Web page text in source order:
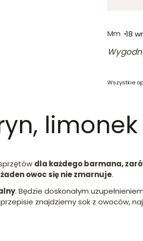
Mm 18
Wszystkie
dla każdego barmana,
żaden owoc się nie zmarnuje.
. Będzie doskonałym
znajdziemy sok z owoców,